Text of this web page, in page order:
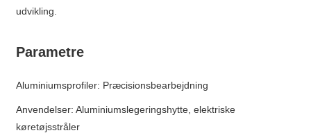
udvikling.
Parametre
Aluminiumsprofiler: Præcisionsbearbejdning
Anvendelser: Aluminiumslegeringshytte, elektriske
køretøjsstråler